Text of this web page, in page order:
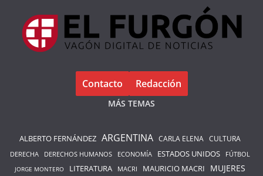
Contacto Redacción
MÁS TEMAS
ALBERTO FERNÁNDEZ ARGENTINA CARLA ELENA CULTURA
DERECHA
DERECHOS HUMANOS ECONOMÍA ESTADOS UNIDOS FÚTBOL
JORGE MONTERO LITERATURA MACRI MAURICIO MACRI MUJERES